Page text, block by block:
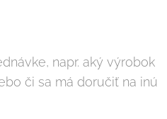
napr. aký výrobok
či sa má doručiť na inú